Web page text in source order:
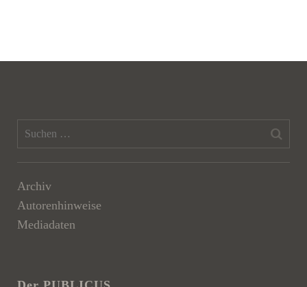
Archiv
Autorenhinweise
Mediadaten